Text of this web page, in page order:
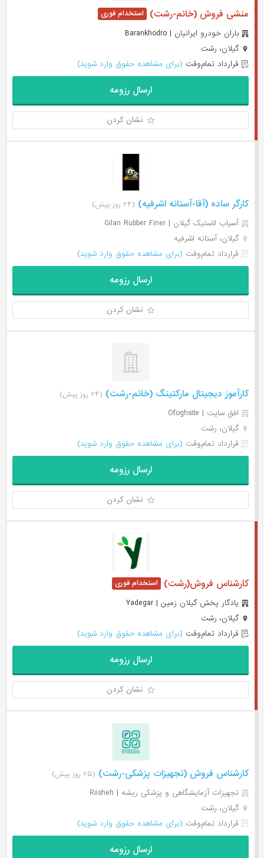
منشی فروش (خانم-رشت)
باران خودرو ایرانیان | Barankhodro
گیلان، رشت
قرارداد تمام‌وقت (برای مشاهده حقوق وارد شوید)
ارسال رزومه
نشان کردن
کارگر ساده (آقا-آستانه اشرفیه) (۲۴ روز پیش)
آسیاب لاستیک گیلان | Gilan Rubber Finer
گیلان، آستانه اشرفیه
قرارداد تمام‌وقت (برای مشاهده حقوق وارد شوید)
ارسال رزومه
نشان کردن
کارآموز دیجیتال مارکتینگ (خانم-رشت) (۲۴ روز پیش)
افق سایت | Ofoghsite
گیلان، رشت
قرارداد تمام‌وقت (برای مشاهده حقوق وارد شوید)
ارسال رزومه
نشان کردن
کارشناس فروش(رشت)
یادگار پخش گیلان زمین | Yadegar
گیلان، رشت
قرارداد تمام‌وقت (برای مشاهده حقوق وارد شوید)
ارسال رزومه
نشان کردن
کارشناس فروش (تجهیزات پزشکی-رشت) (۲۵ روز پیش)
تجهیزات آزمایشگاهی و پزشکی ریشه | Riisheh
گیلان، رشت
قرارداد تمام‌وقت (برای مشاهده حقوق وارد شوید)
ارسال رزومه